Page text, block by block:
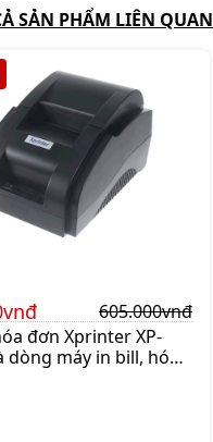
SẢN PHẨM LIÊN QUAN
605.000vnđ
đơn Xprinter XP-
dòng máy in bill, hóa